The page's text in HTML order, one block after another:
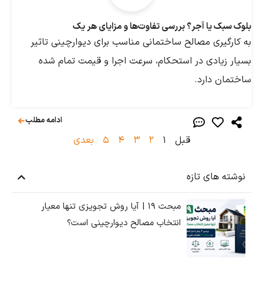
های تازه
مبحث ۱۹ | آیا روش تجویزی تنها معیار
انتخاب مصالح دیوارچینی است؟
یا آجر؟ بررسی تفاوت‌ها و مزایای هر یک
مصالح ساختمانی مناسب برای دیوارچینی تاثیر
در استحکام، سرعت اجرا و قیمت تمام شده
دارد.
ادامه مطلب
2
3
4
5 بعدی